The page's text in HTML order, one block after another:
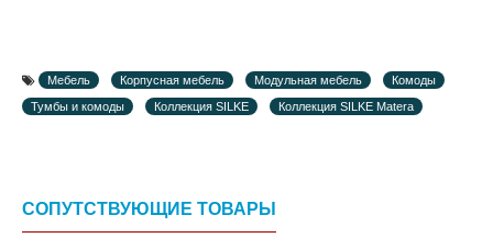
Мебель Корпусная мебель Модульная мебель
Комоды
Тумбы и комоды
Коллекция SILKE Коллекция SILKE Matera
СОПУТСТВУЮЩИЕ ТОВАРЫ